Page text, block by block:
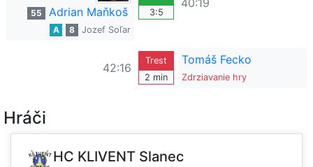
55 Adrian Maňkoš
A 8 Jozef Soľar
3:5
40:19
42:16
Trest
2 min
Tomáš Fecko
Zdrziavanie hry
Hráči
HC KLIVENT Slanec